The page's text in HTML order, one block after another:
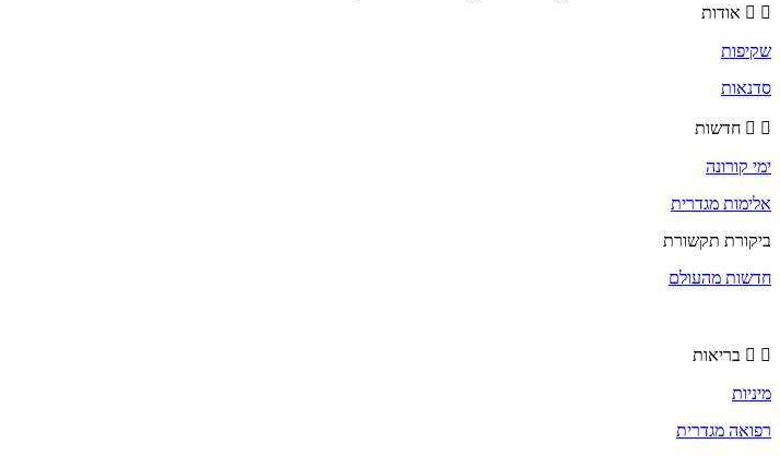
אודות
שקיפות
סדנאות
חדשות
ימי קורונה
אלימות מגדרית
ביקורת תקשורת
חדשות מהעולם
בריאות
מיניות
רפואה מגדרית